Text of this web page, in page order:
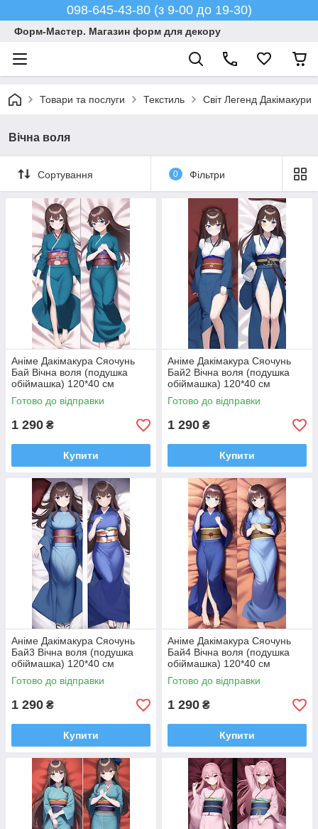
098-645-43-80 (з 9-00 до 19-30)
Форм-Мастер. Магазин форм для декору
Товари та послуги Текстиль Світ Легенд Дакімакури
Вічна воля
Сортування 0 Фільтри
Аніме Дакімакура Сяочунь
Бай Вічна воля (подушка
обіймашка) 120*40 см
Готово до відправки
1 290 ₴
Купити
Аніме Дакімакура Сяочунь
Бай2 Вічна воля (подушка
обіймашка) 120*40 см
Готово до відправки
1 290 ₴
Купити
Аніме Дакімакура Сяочунь
Бай3 Вічна воля (подушка
обіймашка) 120*40 см
Готово до відправки
1 290 ₴
Купити
Аніме Дакімакура Сяочунь
Бай4 Вічна воля (подушка
обіймашка) 120*40 см
Готово до відправки
1 290 ₴
Купити